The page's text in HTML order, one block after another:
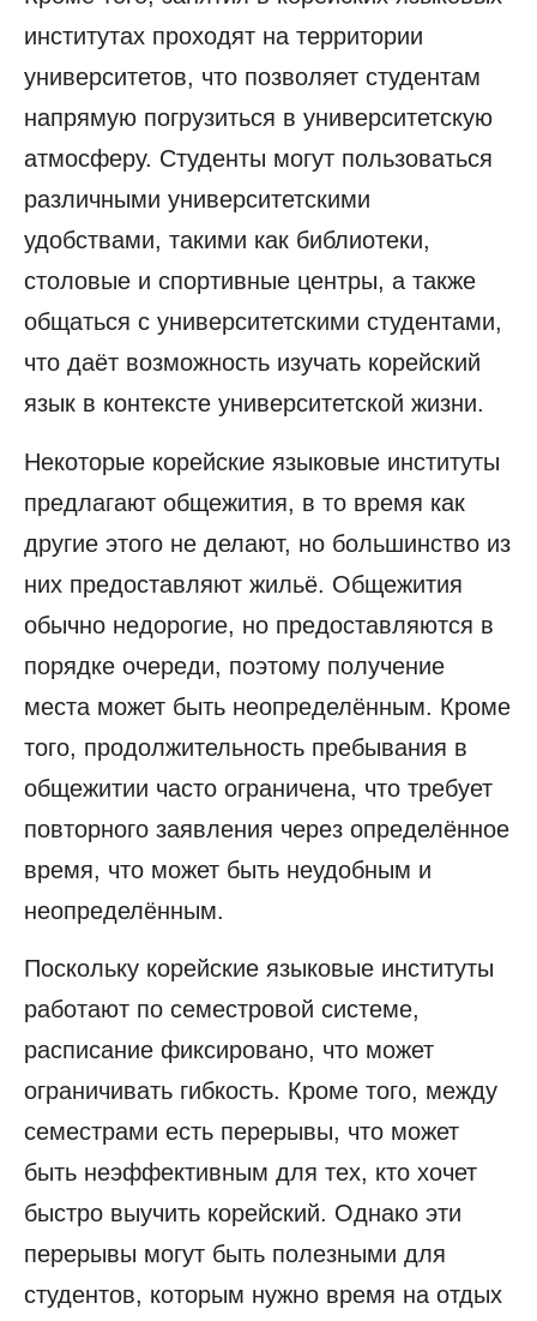
институтах проходят на территории
университетов, что позволяет студентам
напрямую погрузиться в университетскую
атмосферу. Студенты могут пользоваться
различными университетскими
удобствами, такими как библиотеки,
столовые и спортивные центры, а также
общаться с университетскими студентами,
что даёт возможность изучать корейский
язык в контексте университетской жизни.
Некоторые корейские языковые институты
предлагают общежития, в то время как
другие этого не делают, но большинство из
них предоставляют жильё. Общежития
обычно недорогие, но предоставляются в
порядке очереди, поэтому получение
места может быть неопределённым. Кроме
того, продолжительность пребывания в
общежитии часто ограничена, что требует
повторного заявления через определённое
время, что может быть неудобным и
неопределённым.
Поскольку корейские языковые институты
работают по семестровой системе,
расписание фиксировано, что может
ограничивать гибкость. Кроме того, между
семестрами есть перерывы, что может
быть неэффективным для тех, кто хочет
быстро выучить корейский. Однако эти
перерывы могут быть полезными для
студентов, которым нужно время на отдых